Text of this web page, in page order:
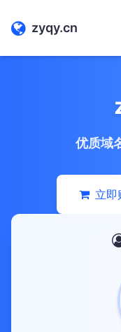
zyqy.cn
优质域
立即